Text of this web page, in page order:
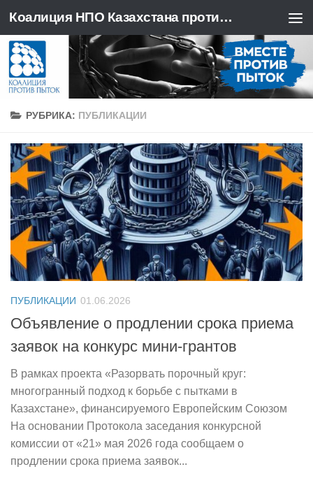
Перейти к содержимому Коалиция НПО Казахстана против пыток
РУБРИКА: ПУБЛИКАЦИИ
ПУБЛИКАЦИИ 01.06.2026
Объявление о продлении срока приема
заявок на конкурс мини-грантов
В рамках проекта «Разорвать порочный круг:
многогранный подход к борьбе с пытками в
Казахстане», финансируемого Европейским Союзом
На основании Протокола заседания конкурсной
комиссии от «21» мая 2026 года сообщаем о
продлении срока приема заявок...